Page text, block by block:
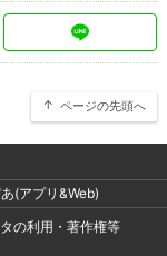
ページの先頭へ
(アプリ&Web)
の利用・著作権等